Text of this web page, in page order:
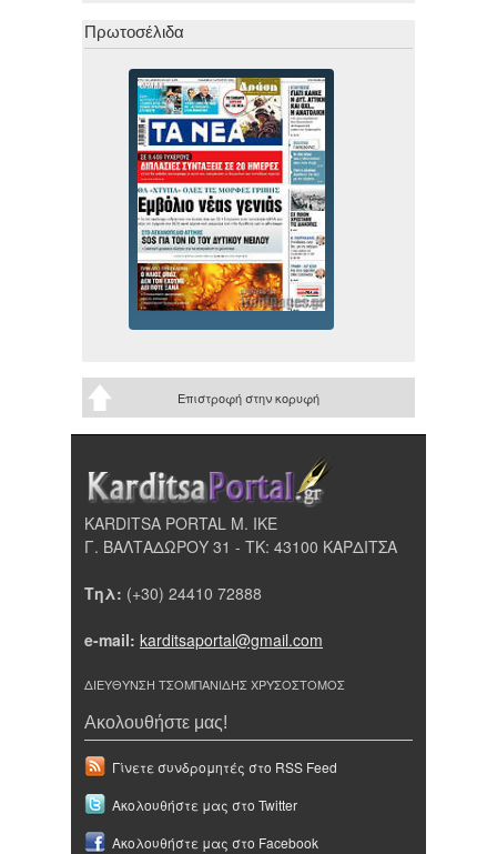
Πρωτοσέλιδα
Επιστροφή στην κορυφή
KARDITSA PORTAL Μ. ΙΚΕ
Γ. ΒΑΛΤΑΔΩΡΟΥ 31 - ΤΚ: 43100 ΚΑΡΔΙΤΣΑ
Τηλ: (+30) 24410 72888
e-mail: karditsaportal@gmail.com
ΔΙΕΥΘΥΝΣΗ ΤΣΟΜΠΑΝΙΔΗΣ ΧΡΥΣΟΣΤΟΜΟΣ
Ακολουθήστε μας!
Γίνετε συνδρομητές στο RSS Feed
Ακολουθήστε μας στο Twitter
Ακολουθήστε μας στο Facebook